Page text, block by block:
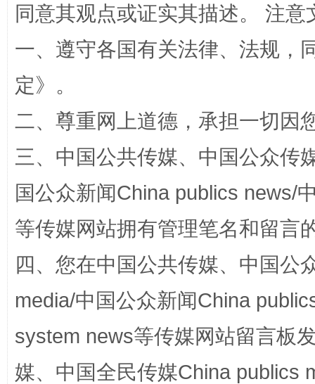
国家大学科技园优化重塑工作
同意其观点或证实其描述。 注
一、遵守各国有关法律、法规，
定》。
二、尊重网上道德，承担一切因
三、中国公共传媒、中国公众传
国公众新闻China publics news/
等传媒网站拥有管理笔名和留言
四、您在中国公共传媒、中国公
media/中国公众新闻China
system news等传媒网站留言板
媒、中国全民传媒China publics